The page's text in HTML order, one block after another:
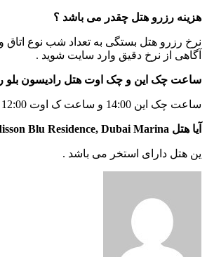
هزینه رزرو هتل چقدر می باشد ؟
نرخ رزرو هتل بستگی به تعداد شب نوع اتاق
آگاهی از نرخ دقیق وارد سایت شوید .
ساعت چک این و چک اوت هتل رادیسون بلو
ساعت چک این 14:00 و ساعت ک اوت 12:00 می باشد .
آیا هتل Radisson Blu Residence, Dubai Marina استخر دارد ؟
ین هتل دارای استخر می باشد .